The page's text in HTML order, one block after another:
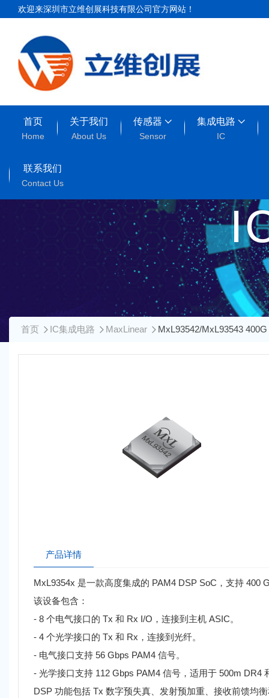
欢迎来深圳市立维创展科技有限公司官方网站！
首页
Home
关于我们
About Us
传感器
Sensor
集成电路
IC
联系我们
Contact Us
首页 IC集成电路 MaxLinear MxL93542/MxL93543
产品详情
MxL9354x 是一款高度集成的 PAM4 DSP SoC，支持 400
该设备包含：
- 8 个电气接口的 Tx 和 Rx I/O，连接到主机 ASIC。
- 4 个光学接口的 Tx 和 Rx，连接到光纤。
- 电气接口支持 56 Gbps PAM4 信号。
- 光学接口支持 112 Gbps PAM4 信号，适用于 500m DR4
DSP 功能包括 Tx 数字预失真、发射预加重、接收前馈均